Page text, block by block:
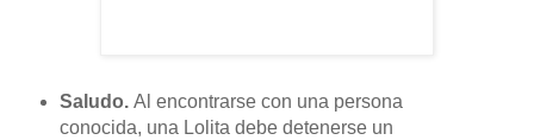
Saludo. Al encontrarse con una persona
conocida, una Lolita debe detenerse un